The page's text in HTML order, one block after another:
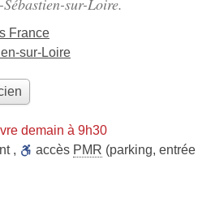
sur-Loire.
France
sur-Loire
demain à 9h30
, accès PMR (parking,